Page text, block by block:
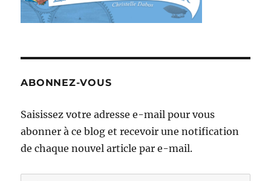
ABONNEZ-VOUS
Saisissez votre adresse e-mail pour vous
abonner à ce blog et recevoir une notification
de chaque nouvel article par e-mail.